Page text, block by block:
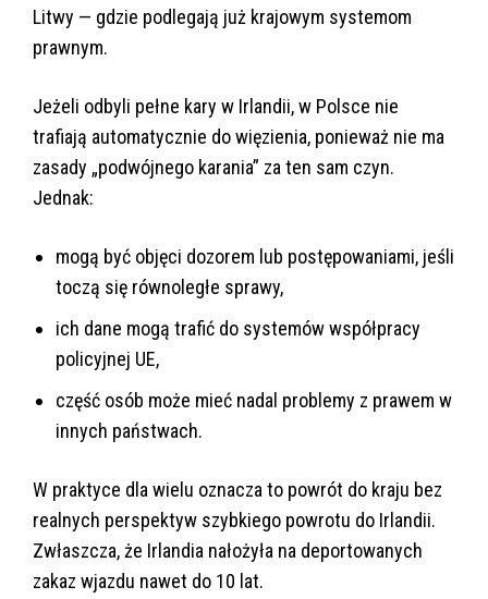
Litwy — gdzie podlegają już krajowym systemom
prawnym.
Jeżeli odbyli pełne kary w Irlandii, w Polsce nie
trafiają automatycznie do więzienia, ponieważ nie ma
zasady „podwójnego karania” za ten sam czyn.
Jednak:
mogą być objęci dozorem lub postępowaniami, jeśli
toczą się równoległe sprawy,
ich dane mogą trafić do systemów współpracy
policyjnej UE,
część osób może mieć nadal problemy z prawem w
innych państwach.
W praktyce dla wielu oznacza to powrót do kraju bez
realnych perspektyw szybkiego powrotu do Irlandii.
Zwłaszcza, że Irlandia nałożyła na deportowanych
zakaz wjazdu nawet do 10 lat.